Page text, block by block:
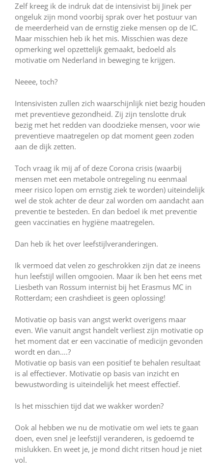
Zelf kreeg ik de indruk dat de intensivist bij Jinek per
ongeluk zijn mond voorbij sprak over het postuur van
de meerderheid van de ernstig zieke mensen op de IC.
Maar misschien heb ik het mis. Misschien was deze
opmerking wel opzettelijk gemaakt, bedoeld als
motivatie om Nederland in beweging te krijgen.
Neeee, toch?
Intensivisten zullen zich waarschijnlijk niet bezig houden
met preventieve gezondheid. Zij zijn tenslotte druk
bezig met het redden van doodzieke mensen, voor wie
preventieve maatregelen op dat moment geen zoden
aan de dijk zetten.
Toch vraag ik mij af of deze Corona crisis (waarbij
mensen met een metabole ontregeling nu eenmaal
meer risico lopen om ernstig ziek te worden) uiteindelijk
wel de stok achter de deur zal worden om aandacht aan
preventie te besteden. En dan bedoel ik met preventie
geen vaccinaties en hygiëne maatregelen.
Dan heb ik het over leefstijlveranderingen.
Ik vermoed dat velen zo geschrokken zijn dat ze ineens
hun leefstijl willen omgooien. Maar ik ben het eens met
Liesbeth van Rossum internist bij het Erasmus MC in
Rotterdam; een crashdieet is geen oplossing!
Motivatie op basis van angst werkt overigens maar
even. Wie vanuit angst handelt verliest zijn motivatie op
het moment dat er een vaccinatie of medicijn gevonden
wordt en dan….?
Motivatie op basis van een positief te behalen resultaat
is al effectiever. Motivatie op basis van inzicht en
bewustwording is uiteindelijk het meest effectief.
Is het misschien tijd dat we wakker worden?
Ook al hebben we nu de motivatie om wel iets te gaan
doen, even snel je leefstijl veranderen, is gedoemd te
mislukken. En weet je, je mond dicht ritsen houd je niet
vol.